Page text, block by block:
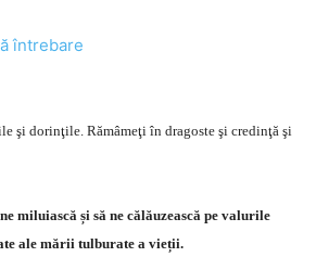
întrebare
şi dorinţile. Rămâmeţi în dragoste şi credinţă şi
miluiască și să ne călăuzească pe valurile
ale mării tulburate a vieții.